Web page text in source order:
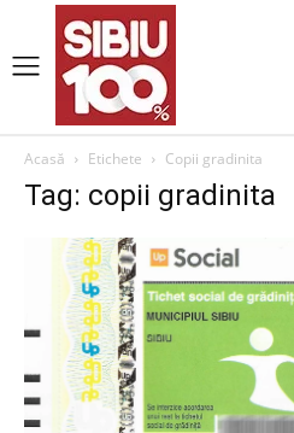
Acasă Etichete Copii gradinita
Tag: copii gradinita